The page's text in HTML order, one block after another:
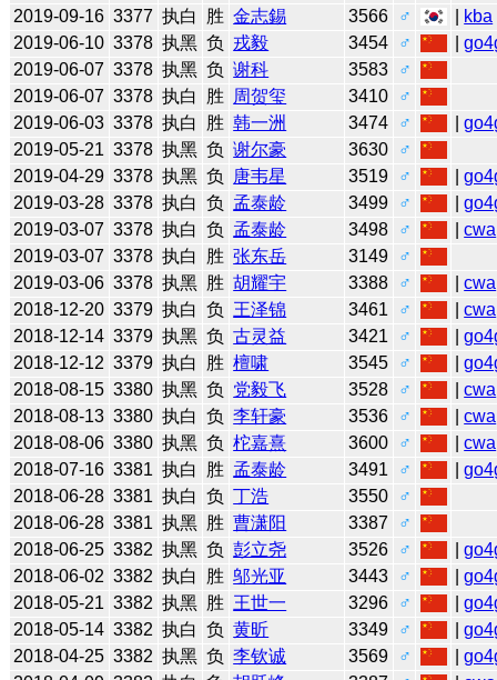
2019-09-16 3377 执白 胜 金志錫 3566 ♂ kba
2019-06-10 3378 执黑 负 戎毅 3454 ♂ |
2019-06-07 3378 执黑 负 谢科 3583
♂
2019-06-07 3378 执白 胜 周贺玺 3410
♂
2019-06-03 3378 执白 胜 韩一洲 3474 ♂ |
2019-05-21 3378 执黑 负 谢尔豪 3630
♂
2019-04-29 3378 执黑 负 唐韦星 3519 ♂ |
2019-03-28 3378 执白 负 孟泰龄 3499 ♂ |
2019-03-07 3378 执白 负 孟泰龄 3498 ♂ |cwa
2019-03-07 3378 执白 胜 张东岳 3149
♂
2019-03-06 3378 执黑 胜 胡耀宇 3388 ♂ |cwa
2018-12-20 3379 执白 负 王泽锦 3461 ♂ |cwa
2018-12-14 3379 执黑 负 古灵益 3421 ♂ |
2018-12-12 3379 执白 胜 檀啸 3545 ♂ |
2018-08-15 3380 执黑 负 党毅飞 3528 ♂ |cwa
2018-08-13 3380 执白 负 李轩豪 3536 ♂ |cwa
2018-08-06 3380 执黑 负 柁嘉熹 3600 ♂ |cwa
2018-07-16 3381 执白 胜 孟泰龄 3491 ♂ |
2018-06-28 3381 执白 负 丁浩 3550
♂
2018-06-28 3381 执黑 胜 曹潇阳 3387
♂
2018-06-25 3382 执黑 负 彭立尧 3526 ♂ |
2018-06-02 3382 执白 胜 邬光亚 3443 ♂ |
2018-05-21 3382 执黑 胜 王世一 3296 ♂ |
2018-05-14 3382 执白 负 黄昕 3349 ♂ |
2018-04-25 3382 执黑 负 李钦诚 3569 ♂ |